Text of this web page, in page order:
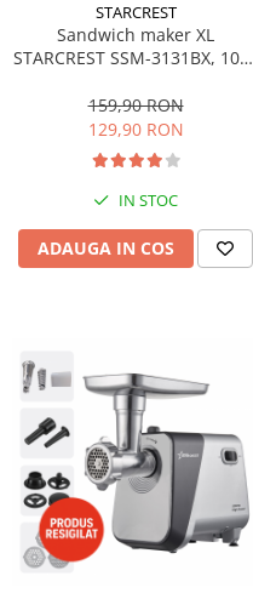
STARCREST
Sandwich maker XL
STARCREST SSM-3131BX, 1000
antiadezive: sandwich, waffle
si grill, Dark Inox
159,90 RON
129,90 RON
IN STOC
ADAUGA IN COS